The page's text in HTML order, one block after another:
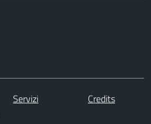
Servizi
Credits